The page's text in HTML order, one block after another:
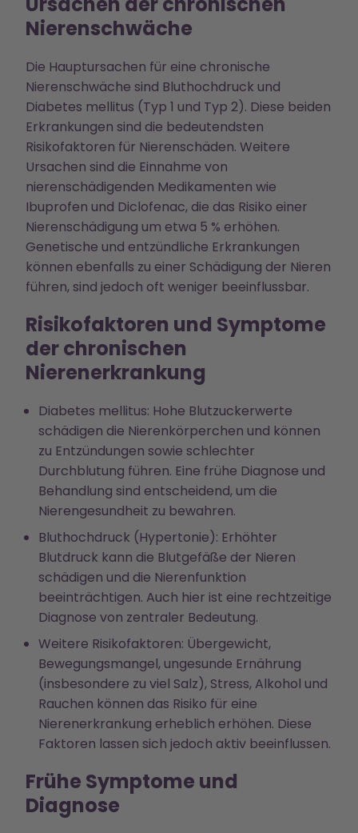
Nierenschwäche
Die Hauptursachen für eine chronische
Nierenschwäche sind Bluthochdruck und
Diabetes mellitus (Typ 1 und Typ 2). Diese beiden
Erkrankungen sind die bedeutendsten
Risikofaktoren für Nierenschäden. Weitere
Ursachen sind die Einnahme von
nierenschädigenden Medikamenten wie
Ibuprofen und Diclofenac, die das Risiko einer
Nierenschädigung um etwa 5 % erhöhen.
Genetische und entzündliche Erkrankungen
können ebenfalls zu einer Schädigung der Nieren
führen, sind jedoch oft weniger beeinflussbar.
Risikofaktoren und Symptome
der chronischen
Nierenerkrankung
Diabetes mellitus: Hohe Blutzuckerwerte
schädigen die Nierenkörperchen und können
zu Entzündungen sowie schlechter
Durchblutung führen. Eine frühe Diagnose und
Behandlung sind entscheidend, um die
Nierengesundheit zu bewahren.
Bluthochdruck (Hypertonie): Erhöhter
Blutdruck kann die Blutgefäße der Nieren
schädigen und die Nierenfunktion
beeinträchtigen. Auch hier ist eine rechtzeitige
Diagnose von zentraler Bedeutung.
Weitere Risikofaktoren: Übergewicht,
Bewegungsmangel, ungesunde Ernährung
(insbesondere zu viel Salz), Stress, Alkohol und
Rauchen können das Risiko für eine
Nierenerkrankung erheblich erhöhen. Diese
Faktoren lassen sich jedoch aktiv beeinflussen.
Frühe Symptome und
Diagnose